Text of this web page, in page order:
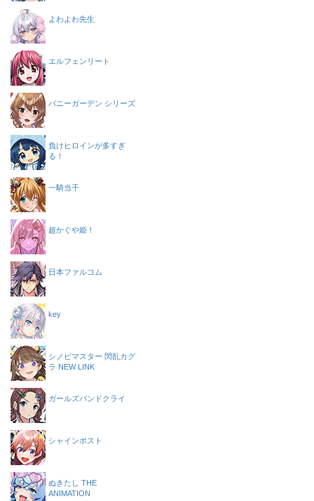
よわよわ先生
エルフェンリート
バニーガーデン シリーズ
負けヒロインが多すぎ
る！
一騎当千
超かぐや姫！
日本ファルコム
key
シノビマスター 閃乱カグ
ラ NEW LINK
ガールズバンドクライ
シャインポスト
ぬきたし THE
ANIMATION